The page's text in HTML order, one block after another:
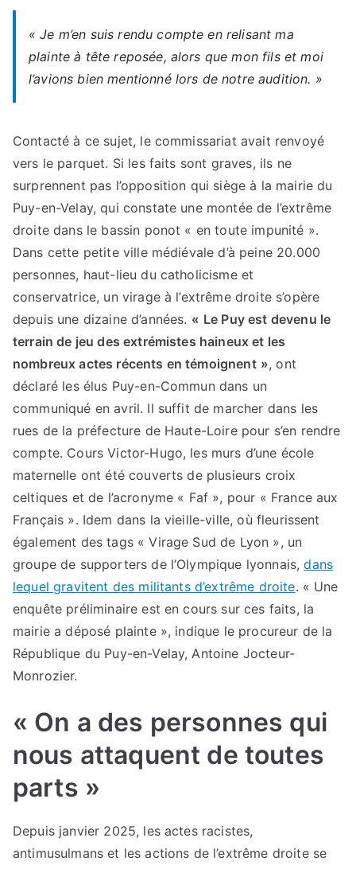
« Je m’en suis rendu compte en relisant ma
plainte à tête reposée, alors que mon fils et moi
l’avions bien mentionné lors de notre audition. »
Contacté à ce sujet, le commissariat avait renvoyé
vers le parquet. Si les faits sont graves, ils ne
surprennent pas l’opposition qui siège à la mairie du
Puy-en-Velay, qui constate une montée de l’extrême
droite dans le bassin ponot « en toute impunité ».
Dans cette petite ville médiévale d’à peine 20.000
personnes, haut-lieu du catholicisme et
conservatrice, un virage à l’extrême droite s’opère
depuis une dizaine d’années. « Le Puy est devenu le
terrain de jeu des extrémistes haineux et les
nombreux actes récents en témoignent », ont
déclaré les élus Puy-en-Commun dans un
communiqué en avril. Il suffit de marcher dans les
rues de la préfecture de Haute-Loire pour s’en rendre
compte. Cours Victor-Hugo, les murs d’une école
maternelle ont été couverts de plusieurs croix
celtiques et de l’acronyme « Faf », pour « France aux
Français ». Idem dans la vieille-ville, où fleurissent
également des tags « Virage Sud de Lyon », un
groupe de supporters de l’Olympique lyonnais,dans
lequel gravitent des militants d’extrême droite. « Une
enquête préliminaire est en cours sur ces faits, la
mairie a déposé plainte », indique le procureur de la
République du Puy-en-Velay, Antoine Jocteur-
Monrozier.
« On a des personnes qui
nous attaquent de toutes
parts »
Depuis janvier 2025, les actes racistes,
antimusulmans et les actions de l’extrême droite se